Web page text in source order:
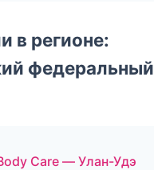
в регионе:
федеральный
Care — Улан-Удэ